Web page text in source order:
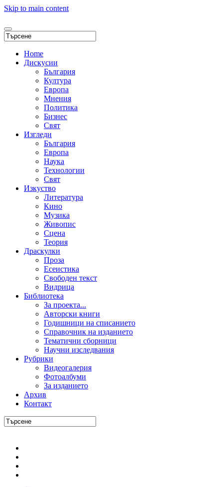
Skip to main content
Home
Дискусии
България
Култура
Европа
Мнения
Политика
Бизнес
Свят
Изгледи
България
Европа
Наука
Технологии
Свят
Изкуство
Литература
Кино
Музика
Живопис
Сцена
Теория
Драскулки
Проза
Есеистика
Свободен текст
Видрица
Библиотека
За проекта...
Авторски книги
Годишници на списанието
Справочник на изданието
Тематични сборници
Научни изследвания
Рубрики
Видеогалерия
Фотоалбуми
За изданието
Архив
Контакт